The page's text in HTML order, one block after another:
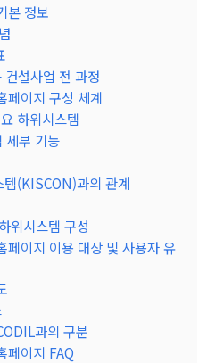
본 정보
설사업 전 과정
페이지 구성 체계
하위시스템
세부 기능
템(KISCON)과의 관계
위시스템 구성
페이지 이용 대상 및 사용자 유
과의 구분
페이지 FAQ